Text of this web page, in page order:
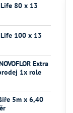
80 x 13
100 x 13
Extra
1x role
5m x 6,40